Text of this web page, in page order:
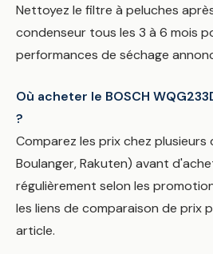
Nettoyez le filtre à peluches
condenseur tous les 3 à 6 mois
performances de séchage
Où acheter le BOSCH
?
Comparez les prix chez
Boulanger, Rakuten) avant
régulièrement selon les
les liens de comparaison de prix
article.